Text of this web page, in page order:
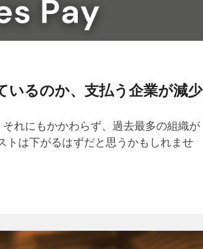
るのか、支払う企業が減少
れにもかかわらず、過去最多の組織が
トは下がるはずだと思うかもしれませ